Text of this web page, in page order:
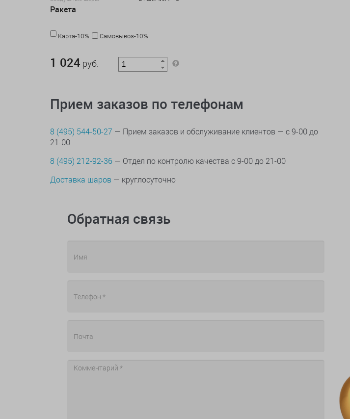
Ракета
Карта-10%
Самовывоз-10%
1 024 руб.
Прием заказов по телефонам
8 (495) 544-50-27 — Прием заказов и обслуживание клиентов — с 9-00 до
21-00
8 (495) 212-92-36 — Отдел по контролю качества с 9-00 до 21-00
Доставка шаров — круглосуточно
Обратная связь